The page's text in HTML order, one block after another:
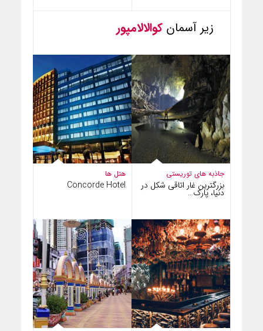
زیر آسمان کوالالامپور
هتل ها
Concorde Hotel
جاذبه های توریستی
بزرگترین غار اتاقی شکل در
دنیا، پارک…